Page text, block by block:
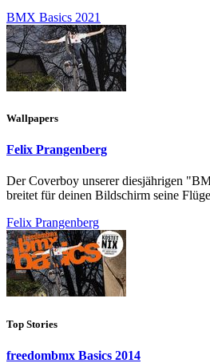
BMX Basics 2021
Wallpapers
Felix Prangenberg
Der Coverboy unserer diesjährigen
breitet für deinen Bildschirm seine
Felix Prangenberg
Top Stories
freedombmx Basics 2014